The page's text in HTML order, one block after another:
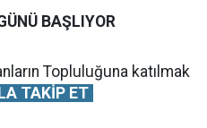
BAŞLIYOR
Topluluğuna katılmak
TAKİP ET